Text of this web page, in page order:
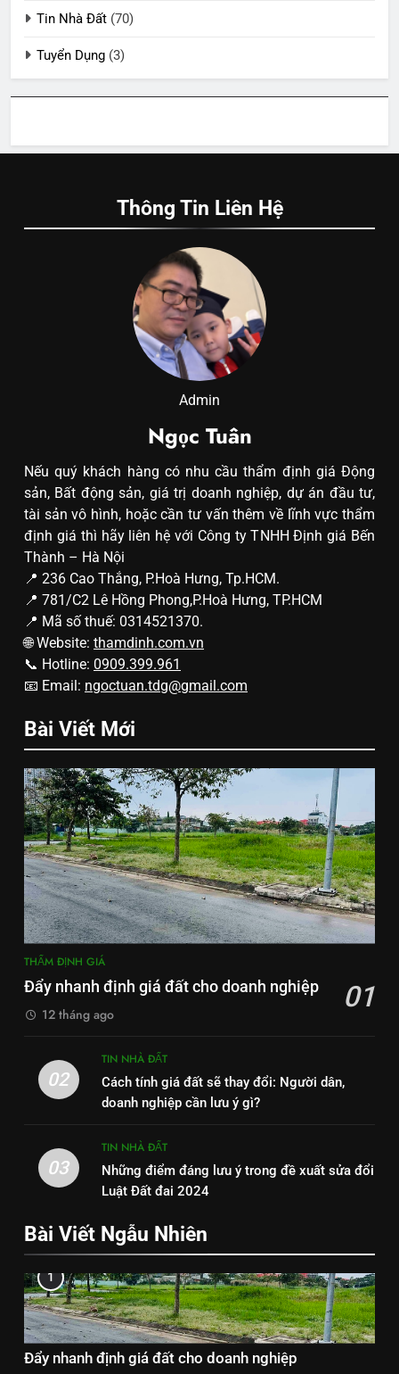
Tin Nhà Đất (70)
Tuyển Dụng (3)
Thông Tin Liên Hệ
Admin
Ngọc Tuân
Nếu quý khách hàng có nhu cầu thẩm định giá Động
sản, Bất động sản, giá trị doanh nghiệp, dự án đầu tư,
tài sản vô hình, hoặc cần tư vấn thêm về lĩnh vực thẩm
định giá thì hãy liên hệ với Công ty TNHH Định giá Bến
Thành – Hà Nội
📍 236 Cao Thắng, P.Hoà Hưng, Tp.HCM.
📍 781/C2 Lê Hồng Phong,P.Hoà Hưng, TP.HCM
📍 Mã số thuế: 0314521370.
🌐 Website: thamdinh.com.vn
📞 Hotline: 0909.399.961
📧 Email: ngoctuan.tdg@gmail.com
Bài Viết Mới
THẨM ĐỊNH GIÁ
Đẩy nhanh định giá đất cho doanh nghiệp 01
12 tháng ago
02
TIN NHÀ ĐẤT
Cách tính giá đất sẽ thay đổi: Người dân,
doanh nghiệp cần lưu ý gì?
03
TIN NHÀ ĐẤT
Những điểm đáng lưu ý trong đề xuất sửa đổi
Luật Đất đai 2024
Bài Viết Ngẫu Nhiên
1
Đẩy nhanh định giá đất cho doanh nghiệp